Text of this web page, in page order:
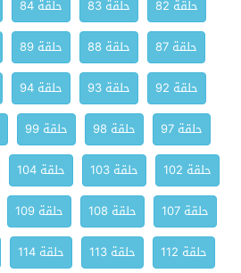
حلقة 82 حلقة 83 حلقة 84
حلقة 87
حلقة 88 حلقة 89
حلقة 92
حلقة 93 حلقة 94
حلقة 97
حلقة 98 حلقة 99
حلقة 102
حلقة 103 حلقة 104
حلقة 107
حلقة 108 حلقة 109
حلقة 112
حلقة 113 حلقة 114